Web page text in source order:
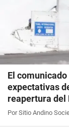
El
expectativas
reapertura del
Por Sitio Andino